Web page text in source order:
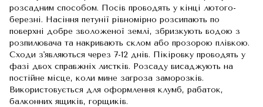
розсадним способом. Посів проводять у кінці лютого-
березні. Насіння петунії рівномірно розсипають по
поверхні добре зволоженої землі, збризкують водою з
розпилювача та накривають склом або прозорою плівкою.
Сходи з'являються через 7-12 днів. Пікіровку проводять у
фазі двох справжніх листків. Розсаду висаджують на
постійне місце, коли мине загроза заморозків.
Використовується для оформлення клумб, рабаток,
балконних ящиків, горщиків.